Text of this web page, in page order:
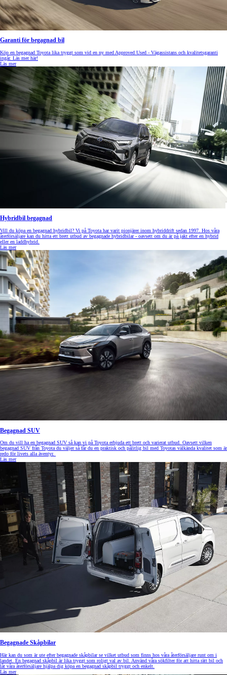
Garanti för begagnad bil
Köp en begagnad Toyota lika tryggt som vid en ny med Approved Used - Vägassistans och kvalitetsgaranti
ingår. Läs mer här!
Läs mer
Hybridbil begagnad
Vill du köpa en begagnad hybridbil? Vi på Toyota har varit pionjärer inom hybriddrift sedan 1997. Hos våra
återförsäljare kan du hitta ett brett utbud av begagnade hybridbilar - oavsett om du är på jakt efter en hybrid
eller en laddhybrid.
Läs mer
Begagnad SUV
Om du vill ha en begagnad SUV så kan vi på Toyota erbjuda ett brett och varierat utbud. Oavsett vilken
begagnad SUV från Toyota du väljer så får du en praktisk och pålitlig bil med Toyotas välkända kvalitet som är
redo för livets alla äventyr.
Läs mer
Begagnade Skåpbilar
Här kan du som är ute efter begagnade skåpbilar se vilket utbud som finns hos våra återförsäljare runt om i
landet. En begagnad skåpbil är lika tryggt som roligt val av bil. Använd våra sökfilter för att hitta rätt bil och
låt våra återförsäljare hjälpa dig köpa en begagnad skåpbil tryggt och enkelt.
Läs mer